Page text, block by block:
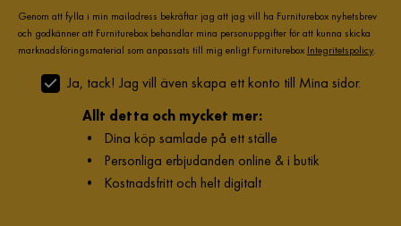
Genom att fylla i min mailadress bekräftar jag att jag vill ha Furniturebox nyhetsbrev
och godkänner att Furniturebox behandlar mina personuppgifter för att kunna skicka
marknadsföringsmaterial som anpassats till mig enligt Furniturebox Integritetspolicy.
Ja, tack! Jag vill även skapa ett konto till Mina sidor.
Allt detta och mycket mer:
• Dina köp samlade på ett ställe
• Personliga erbjudanden online & i butik
• Kostnadsfritt och helt digitalt